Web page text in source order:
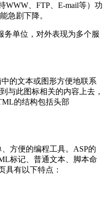
WWW、FTP、E-mail等）功
急剧下降。
务单位，对外表现为多个服
的文本或图形方便地联系
与此图标相关的内容上去，
的结构包括头部
方便的编程工具。ASP的
标记、普通文本、脚本命
具有以下特点：